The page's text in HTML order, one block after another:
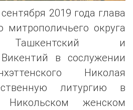
2019 года глава
митрополичьего округа
Ташкентский и
в сослужении
Николая
литургию в
Никольском женском